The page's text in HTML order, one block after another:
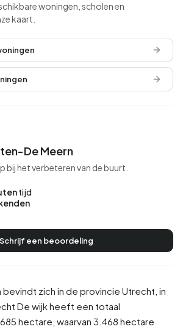
bevindt zich in de provincie Utrecht , in
De wijk heeft een totaal
hectare, waarvan 3.468 hectare
woningen, scholen en
kaart.
De Meern
bij het verbeteren van de buurt.
tijd
Schrijf een beoordeling